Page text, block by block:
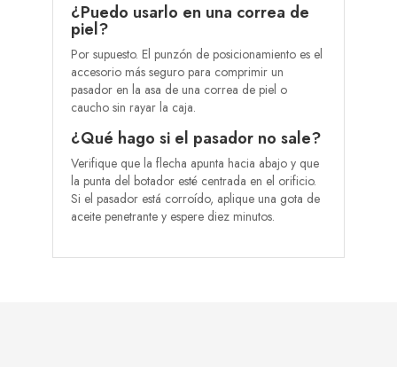
¿Puedo usarlo en una correa de
piel?
Por supuesto. El punzón de posicionamiento es el
accesorio más seguro para comprimir un
pasador en la asa de una correa de piel o
caucho sin rayar la caja.
¿Qué hago si el pasador no sale?
Verifique que la flecha apunta hacia abajo y que
la punta del botador esté centrada en el orificio.
Si el pasador está corroído, aplique una gota de
aceite penetrante y espere diez minutos.